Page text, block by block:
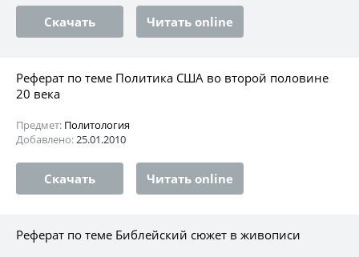
Скачать Читать online
Реферат по теме Политика США во второй половине
20 века
Предмет: Политология
Добавлено:25.01.2010
Скачать Читать online
Реферат по теме Библейский сюжет в живописи